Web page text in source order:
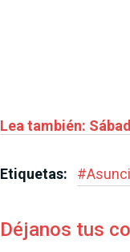
Lea también:
Etiquetas: #
Déjanos tus